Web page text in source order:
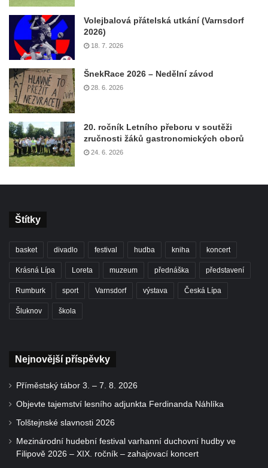
Volejbalová přátelská utkání (Varnsdorf
2026)
18. 7. 2026
ŠnekRace 2026 – Nedělní závod
28. 6. 2026
20. ročník Letního přeboru v soutěži
zručnosti žáků gastronomických oborů
24. 6. 2026
Štítky
basket divadlo festival hudba kniha koncert
Krásná Lípa Loreta muzeum přednáška představení
Rumburk sport Varnsdorf výstava Česká Lípa
Šluknov škola
Nejnovější příspěvky
Příměstský tábor 3. – 7. 8. 2026
Objevte tajemství lesního adjunkta Ferdinanda Náhlíka
Tolštejnské slavnosti 2026
Mezinárodní hudební festival varhanní duchovní hudby ve
Filipově 2026 – XIX. ročník – zahajovací koncert